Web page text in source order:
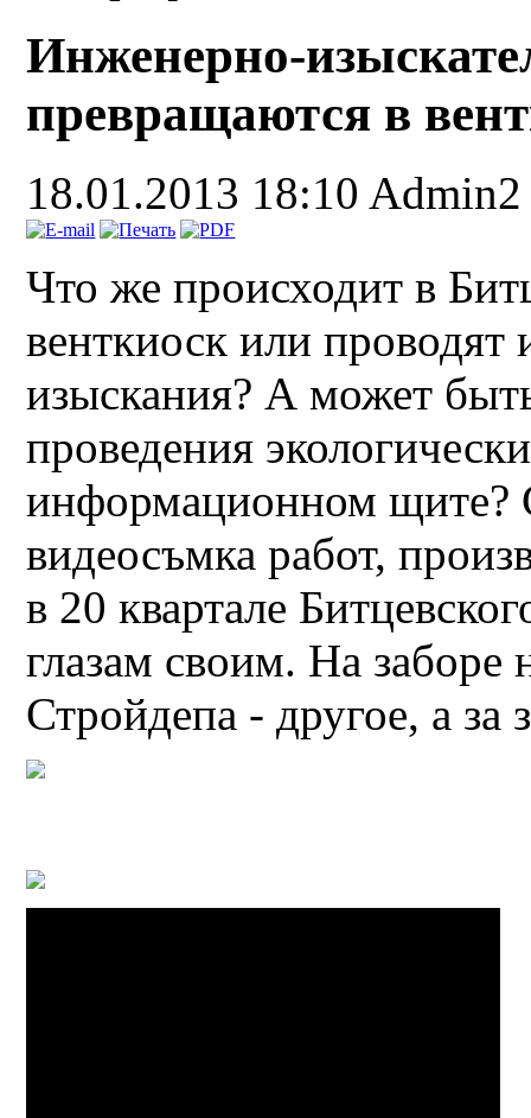
Инженерно-
превращаются в
18.01.2013 18:10 Admin2
Что же происходит в
венткиоск или проводят
изыскания? А может
проведения
информационном щите?
видеосъмка работ,
в 20 квартале
глазам своим. На заборе
Стройдепа - другое, а за